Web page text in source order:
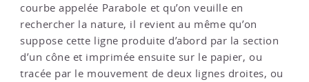
courbe appelée Parabole et qu’on veuille en
rechercher la nature, il revient au même qu’on
suppose cette ligne produite d’abord par la section
d’un cône et imprimée ensuite sur le papier, ou
tracée par le mouvement de deux lignes droites, ou